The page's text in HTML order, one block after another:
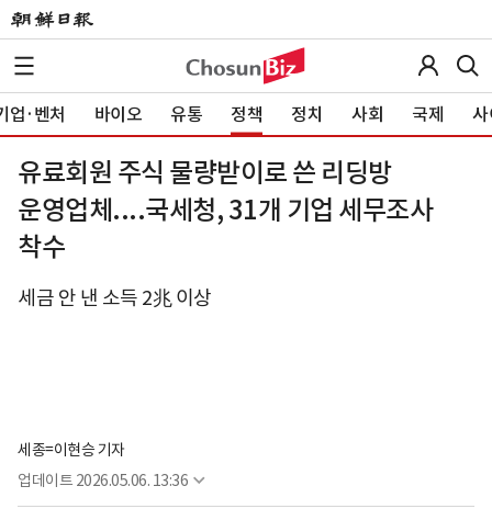
업·벤처 바이오 유통 정책 정치 사회 국제 사
유료회원 주식 물량받이로 쓴 리딩방
운영업체....국세청, 31개 기업 세무조사
착수
세금 안 낸 소득 2兆 이상
세종=이현승 기자
업데이트 2026.05.06. 13:36